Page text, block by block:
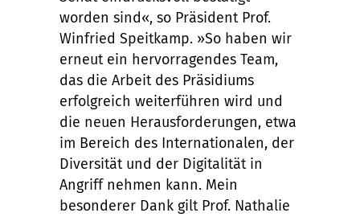
worden sind«, so Präsident Prof.
Winfried Speitkamp. »So haben wir
erneut ein hervorragendes Team,
das die Arbeit des Präsidiums
erfolgreich weiterführen wird und
die neuen Herausforderungen, etwa
im Bereich des Internationalen, der
Diversität und der Digitalität in
Angriff nehmen kann. Mein
besonderer Dank gilt Prof. Nathalie